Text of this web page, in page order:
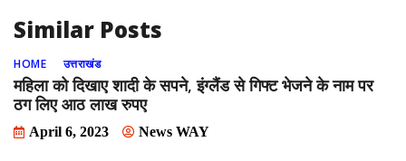
Similar Posts
HOME उत्तराखंड
महिला को दिखाए शादी के सपने, इंग्लैंड से गिफ्ट भेजने के नाम पर
ठग लिए आठ लाख रुपए
April 6, 2023 News WAY